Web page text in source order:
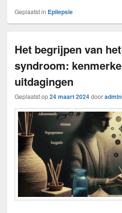
Geplaatst in Epilepsie
Het begrijpen van
syndroom:
uitdagingen
Geplaatst op24 maart 2024dooradmin